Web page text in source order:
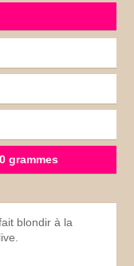
grammes
blondir à la